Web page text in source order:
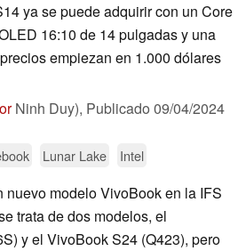
ya se puede adquirir con un Core
16:10 de 14 pulgadas y una
empiezan en 1.000 dólares
Ninh Duy), Publicado 09/04/2024
Lunar Lake Intel
nuevo modelo VivoBook en la IFS
trata de dos modelos, el
y el VivoBook S24 (Q423), pero